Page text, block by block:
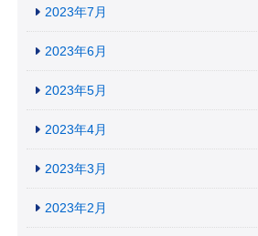
2023年7月
2023年6月
2023年5月
2023年4月
2023年3月
2023年2月